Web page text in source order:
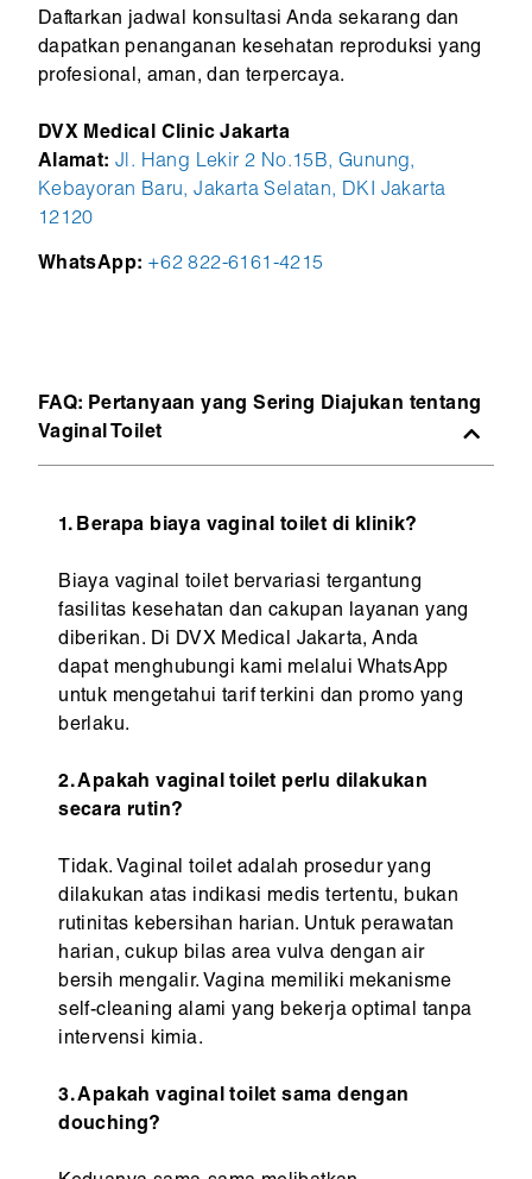
Daftarkan jadwal konsultasi Anda sekarang dan
dapatkan penanganan kesehatan reproduksi yang
profesional, aman, dan terpercaya.
DVX Medical Clinic Jakarta
Alamat: Jl. Hang Lekir 2 No.15B, Gunung,
Kebayoran Baru, Jakarta Selatan, DKI Jakarta
12120
WhatsApp: +62 822-6161-4215
FAQ: Pertanyaan yang Sering Diajukan tentang
Vaginal Toilet
1. Berapa biaya vaginal toilet di klinik?
Biaya vaginal toilet bervariasi tergantung
fasilitas kesehatan dan cakupan layanan yang
diberikan. Di DVX Medical Jakarta, Anda
dapat menghubungi kami melalui WhatsApp
untuk mengetahui tarif terkini dan promo yang
berlaku.
2. Apakah vaginal toilet perlu dilakukan
secara rutin?
Tidak. Vaginal toilet adalah prosedur yang
dilakukan atas indikasi medis tertentu, bukan
rutinitas kebersihan harian. Untuk perawatan
harian, cukup bilas area vulva dengan air
bersih mengalir. Vagina memiliki mekanisme
self-cleaning alami yang bekerja optimal tanpa
intervensi kimia.
3. Apakah vaginal toilet sama dengan
douching?